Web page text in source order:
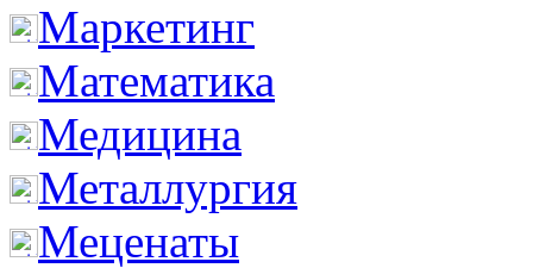
Маркетинг
Математика
Медицина
Металлургия
Меценаты